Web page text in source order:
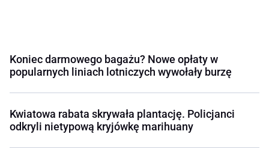
Koniec darmowego bagażu? Nowe opłaty w
popularnych liniach lotniczych wywołały burzę
Kwiatowa rabata skrywała plantację. Policjanci
odkryli nietypową kryjówkę marihuany